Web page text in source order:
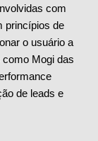
com
princípios de
o usuário a
Mogi das
de leads e